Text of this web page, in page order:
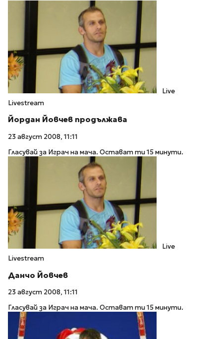
Live
Livestream
Йордан Йовчев продължава
23 август 2008, 11:11
Гласувай за Играч на мача. Остават ти 15 минути.
Live
Livestream
Данчо Йовчев
23 август 2008, 11:11
Гласувай за Играч на мача. Остават ти 15 минути.